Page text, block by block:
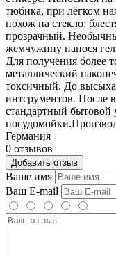
тюбика, при лёгком
похож на стекло:
прозрачный.
жемчужину нанося
Для получения более
металлический
токсичный. До
интсрументов. После
стандартный бытовой
Германия
0 отзывов
Добавить отзыв
Ваше имя
Ваш E-mail